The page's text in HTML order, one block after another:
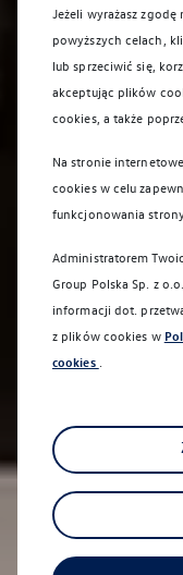
Jeżeli wyrażasz
powyższych celach,
lub sprzeciwić się,
akceptując plików
cookies, a także
Na stronie
cookies w celu
funkcjonowania
Administratorem
Group Polska Sp. z
informacji dot.
z plików cookies w
cookies .